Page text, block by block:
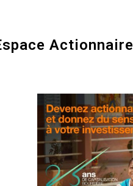
Actionnaire